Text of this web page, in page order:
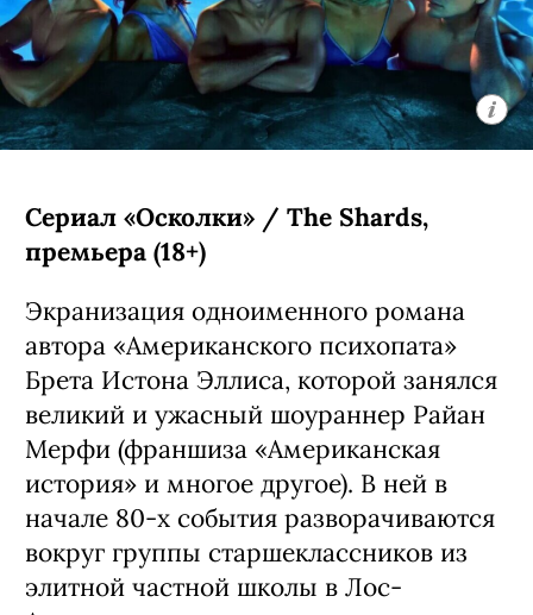
Сериал «Осколки» / The Shards,
премьера (18+)
Экранизация одноименного романа
автора «Американского психопата»
Брета Истона Эллиса, которой занялся
великий и ужасный шоураннер Райан
Мерфи (франшиза «Американская
история» и многое другое). В ней в
начале 80-х события разворачиваются
вокруг группы старшеклассников из
элитной частной школы в Лос-